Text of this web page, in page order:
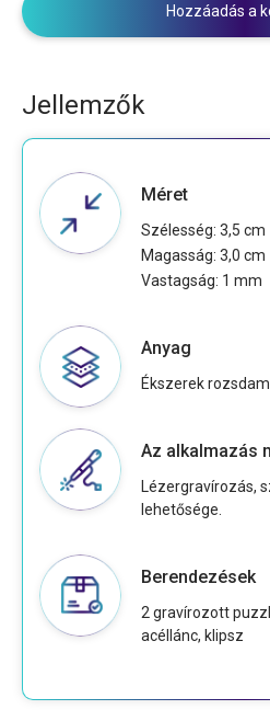
Hozzáadás a
Jellemzők
Méret
Szélesség: 3,5 cm
Magasság: 3,0 cm
Vastagság: 1 mm
Anyag
Ékszerek
Az alkalmazás
Lézergravírozás,
lehetősége.
Berendezések
2 gravírozott
acéllánc, klipsz